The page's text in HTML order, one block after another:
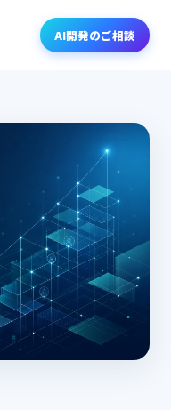
AI開発のご相談